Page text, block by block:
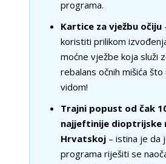
programa.
Kartice za vježbu očiju
koristiti prilikom
moćne vježbe koja služi
rebalans očnih mišića
vidom!
Trajni popust od čak
najjeftinije dioptrijske
Hrvatskoj – istina je da
programa riješiti se